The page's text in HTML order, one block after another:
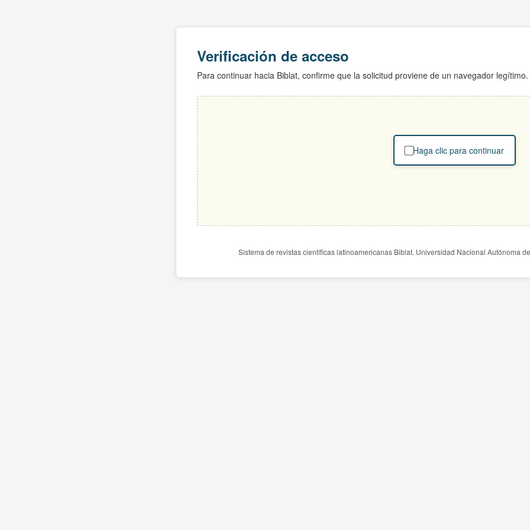
Verificación de acceso
Para continuar hacia Biblat, confirme que la solicitud proviene de un navegador legítimo.
Haga clic para continuar
Sistema de revistas científicas latinoamericanas Biblat. Universidad Nacional Autónoma